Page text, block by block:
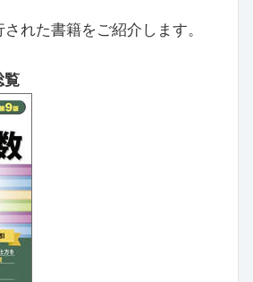
れた書籍をご紹介します。
覧